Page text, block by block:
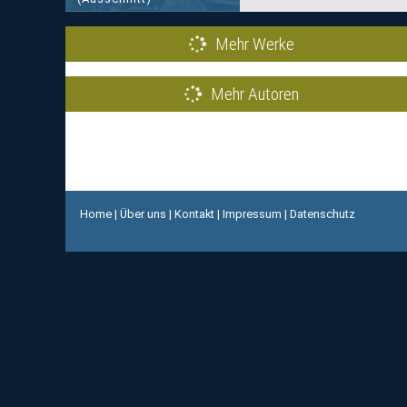
Mehr Werke
Mehr Autoren
Home | Über uns | Kontakt | Impressum | Datenschutz